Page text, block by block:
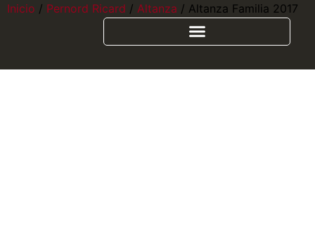
Inicio / Pernord Ricard / Altanza / Altanza Familia 2017